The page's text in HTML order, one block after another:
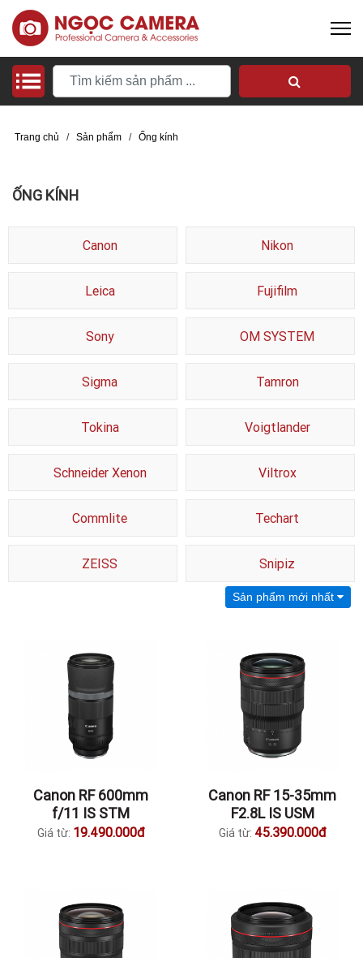
Trang chủ / Sản phẩm / Ống kính
ỐNG KÍNH
Canon Nikon
Leica Fujifilm
Sony OM SYSTEM
Sigma Tamron
Tokina Voigtlander
Schneider Xenon Viltrox
Commlite Techart
ZEISS Snipiz
Sản phẩm mới nhất
Canon RF 600mm
f/11 IS STM
Giá từ: 19.490.000đ
Canon RF 15-35mm
F2.8L IS USM
Giá từ: 45.390.000đ